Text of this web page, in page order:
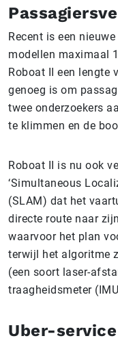
Recent is een
modellen maximaal
Roboat II een lengte
genoeg is om
twee onderzoekers
te klimmen en de
Roboat II is nu ook
‘Simultaneous
(SLAM) dat het
directe route naar
waarvoor het plan
terwijl het algoritme
(een soort laser-
traagheidsmeter
Uber-service